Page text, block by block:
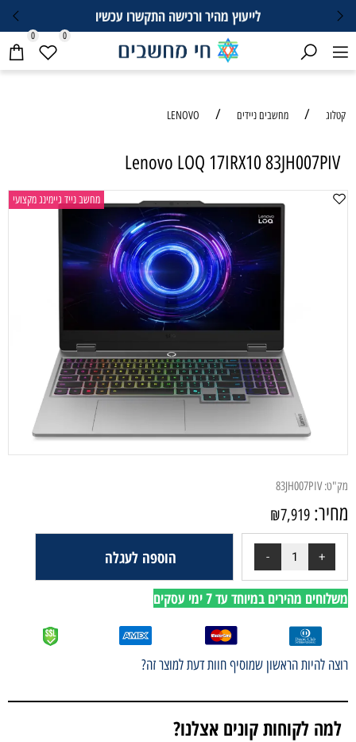
לייעוץ מהיר ורכישה התקשרו עכשיו
0 0
קטלוג / מחשבים ניידים /
LENOVO
Lenovo LOQ 17IRX10 83JH007PIV
מחשב נייד גיימינג מקצועי
מק"ט: 83JH007PIV
מחיר: ₪7,919
הוספה לעגלה
משלוחים מהירים במיוחד עד 7 ימי עסקים
רוצה להיות הראשון שמוסיף חוות דעת למוצר זה?
למה לקוחות קונים אצלנו?